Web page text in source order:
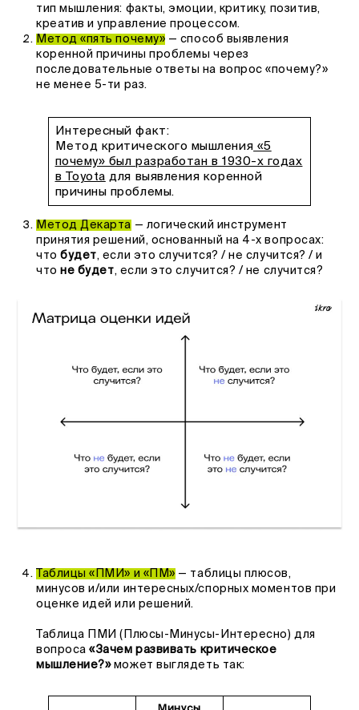
тип мышления: факты, эмоции, критику, позитив,
креатив и управление процессом.
Метод «пять почему» — способ выявления
коренной причины проблемы через
последовательные ответы на вопрос «почему?»
не менее 5-ти раз.
Интересный факт:
Метод критического мышления «5
почему» был разработан в 1930-х годах
в Toyota для выявления коренной
причины проблемы.
Метод Декарта — логический инструмент
принятия решений, основанный на 4-х вопросах:
чтобудет, если это случится? / не случится? / и
чтоне будет, если это случится? / не случится?
Таблицы «ПМИ» и «ПМ» — таблицы плюсов,
минусов и/или интересных/спорных моментов при
оценке идей или решений.
Таблица ПМИ (Плюсы-Минусы-Интересно) для
вопроса«Зачем развивать критическое
мышление?»может выглядеть так: